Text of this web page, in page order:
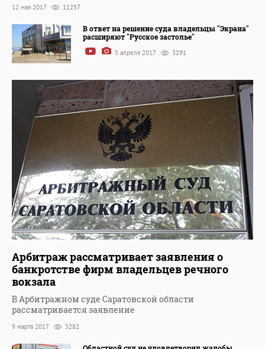
12 мая 2017 11257
В ответ на решение суда владельцы "Экрана"
расширяют "Русское застолье"
5 апреля 2017 3291
Арбитраж рассматривает заявления о
банкротстве фирм владельцев речного
вокзала
В Арбитражном суде Саратовской области
рассматривается заявление
9 марта 2017 5282